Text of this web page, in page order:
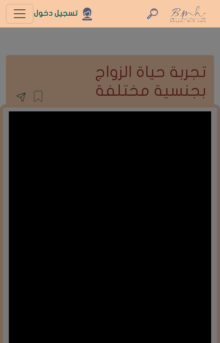
تسجيل دخول
تجربة حياة الزواج
بجنسية مختلفة